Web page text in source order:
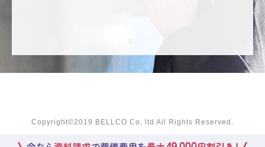
Copyright©2019 BELLCO Co, ltd All Rights Reserved.